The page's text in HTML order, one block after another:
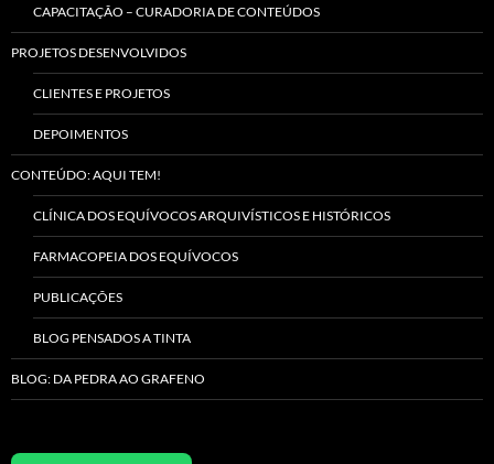
CAPACITAÇÃO – CURADORIA DE CONTEÚDOS
PROJETOS DESENVOLVIDOS
CLIENTES E PROJETOS
DEPOIMENTOS
CONTEÚDO: AQUI TEM!
CLÍNICA DOS EQUÍVOCOS ARQUIVÍSTICOS E HISTÓRICOS
FARMACOPEIA DOS EQUÍVOCOS
PUBLICAÇÕES
BLOG PENSADOS A TINTA
BLOG: DA PEDRA AO GRAFENO